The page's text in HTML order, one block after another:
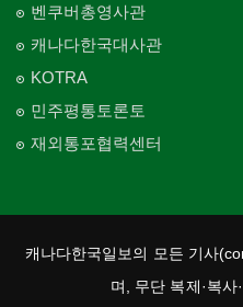
벤쿠버총영사관
캐나다한국대사관
KOTRA
민주평통토론토
재외통포협력센터
캐나다한국일보의 모든 기사
며, 무단 복제·복사